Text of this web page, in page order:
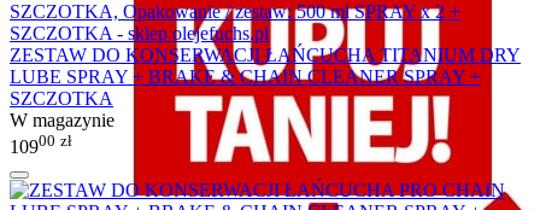
ZESTAW DO KONSERWACJI ŁAŃCUCHA TITANIUM DRY
LUBE SPRAY + BRAKE & CHAIN CLEANER SPRAY +
SZCZOTKA
W magazynie
10900 zł